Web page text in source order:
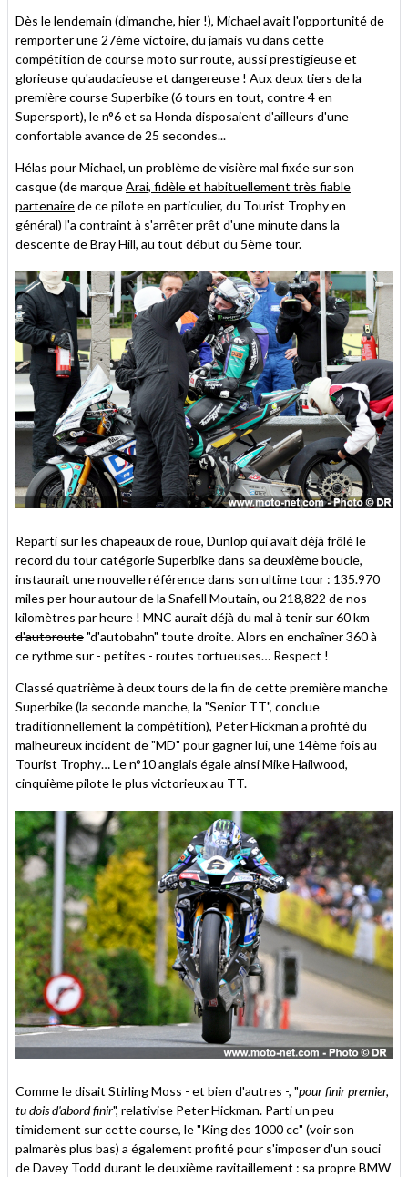
Dès le lendemain (dimanche, hier !), Michael avait l'opportunité de
remporter une 27ème victoire, du jamais vu dans cette
compétition de course moto sur route, aussi prestigieuse et
glorieuse qu'audacieuse et dangereuse ! Aux deux tiers de la
première course Superbike (6 tours en tout, contre 4 en
Supersport), le n°6 et sa Honda disposaient d'ailleurs d'une
confortable avance de 25 secondes...
Hélas pour Michael, un problème de visière mal fixée sur son
casque (de marqueArai, fidèle et habituellement très fiable
partenairede ce pilote en particulier, du Tourist Trophy en
général) l'a contraint à s'arrêter prêt d'une minute dans la
descente de Bray Hill, au tout début du 5ème tour.
Reparti sur les chapeaux de roue, Dunlop qui avait déjà frôlé le
record du tour catégorie Superbike dans sa deuxième boucle,
instaurait une nouvelle référence dans son ultime tour : 135.970
miles per hour autour de la Snafell Moutain, ou 218,822 de nos
kilomètres par heure ! MNC aurait déjà du mal à tenir sur 60 km
d'autoroute"d'autobahn" toute droite. Alors en enchaîner 360 à
ce rythme sur - petites - routes tortueuses… Respect !
Classé quatrième à deux tours de la fin de cette première manche
Superbike (la seconde manche, la "Senior TT", conclue
traditionnellement la compétition), Peter Hickman a profité du
malheureux incident de "MD" pour gagner lui, une 14ème fois au
Tourist Trophy… Le n°10 anglais égale ainsi Mike Hailwood,
cinquième pilote le plus victorieux au TT.
Comme le disait Stirling Moss - et bien d'autres -, "pour finir premier,
tu dois d'abord finir", relativise Peter Hickman. Parti un peu
timidement sur cette course, le "King des 1000 cc" (voir son
palmarès plus bas) a également profité pour s'imposer d'un souci
de Davey Todd durant le deuxième ravitaillement : sa propre BMW